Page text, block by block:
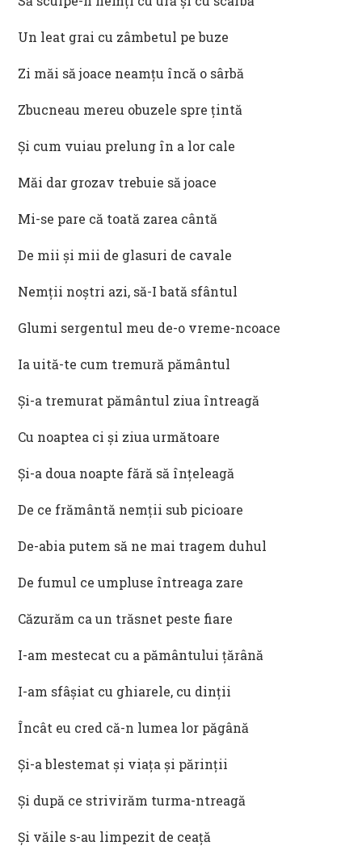
Un leat grai cu zâmbetul pe buze
Zi măi să joace neamțu încă o sârbă
Zbucneau mereu obuzele spre țintă
Și cum vuiau prelung în a lor cale
Măi dar grozav trebuie să joace
Mi-se pare că toată zarea cântă
De mii și mii de glasuri de cavale
Nemții noștri azi, să-I bată sfântul
Glumi sergentul meu de-o vreme-ncoace
Ia uită-te cum tremură pământul
Și-a tremurat pământul ziua întreagă
Cu noaptea ci și ziua următoare
Și-a doua noapte fără să înțeleagă
De ce frământă nemții sub picioare
De-abia putem să ne mai tragem duhul
De fumul ce umpluse întreaga zare
Căzurăm ca un trăsnet peste fiare
I-am mestecat cu a pământului țărână
I-am sfâșiat cu ghiarele, cu dinții
Încât eu cred că-n lumea lor păgână
Și-a blestemat și viața și părinții
Și după ce strivirăm turma-ntreagă
Și văile s-au limpezit de ceață